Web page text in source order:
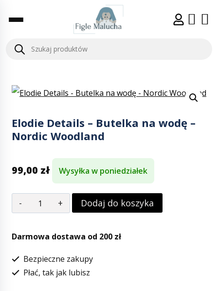
Elodie Details – Butelka na wodę –
Nordic Woodland
99,00 zł Wysyłka w poniedziałek
Dodaj do koszyka
Darmowa dostawa od 200 zł
Bezpieczne zakupy
Płać, tak jak lubisz